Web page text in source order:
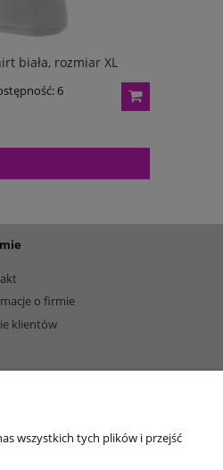
biała, rozmiar XL
6
o firmie
klientów
wszystkich tych plików i przejść